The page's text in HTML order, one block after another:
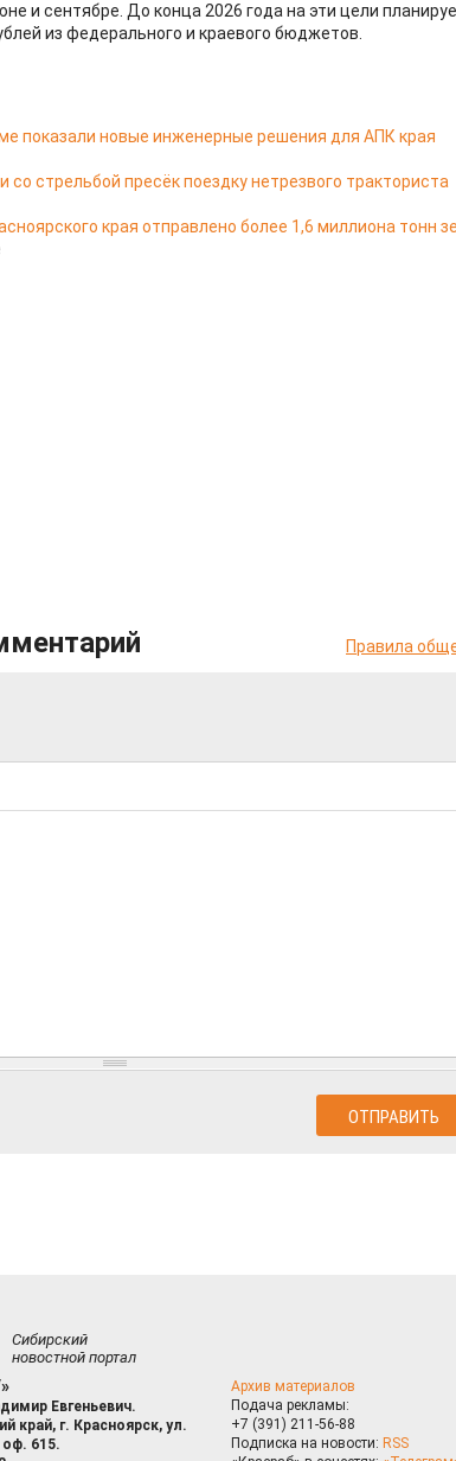
и сентябре. До конца 2026 года на эти цели
из федерального и краевого бюджетов.
показали новые инженерные решения для АПК края
стрельбой пресёк поездку нетрезвого тракториста
края отправлено более 1,6 миллиона тонн
Правила
Сибирский
новостной портал
Евгеньевич.
край, г. Красноярск, ул.
615.
Архив материалов
Подача рекламы:
+7 (391) 211-56-88
Подписка на новости: RSS